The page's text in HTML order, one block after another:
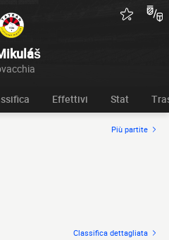
Effettivi Stat
Più partite
Classifica dettagliata